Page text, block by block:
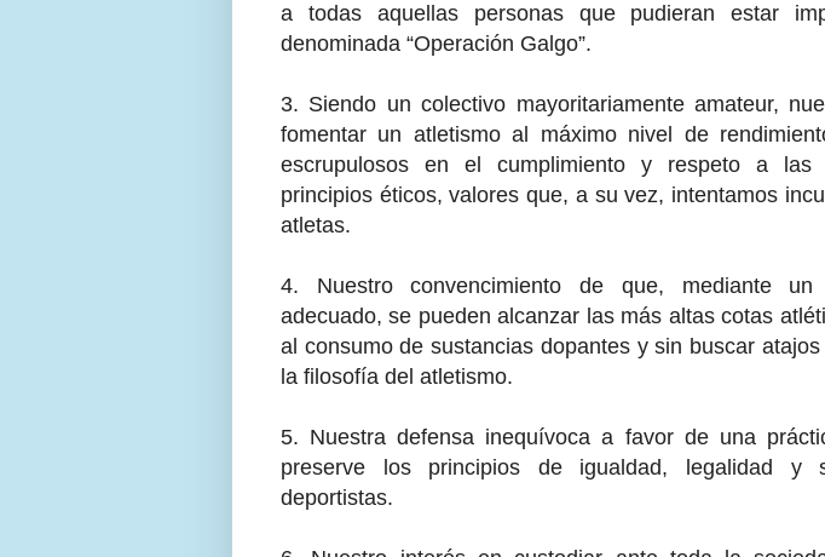
a todas aquellas personas que pudieran estar
denominada “Operación Galgo”.
3. Siendo un colectivo mayoritariamente amateur,
fomentar un atletismo al máximo nivel de
escrupulosos en el cumplimiento y respeto a
principios éticos, valores que, a su vez, intentamos
atletas.
4. Nuestro convencimiento de que, mediante un
adecuado, se pueden alcanzar las más altas cotas
al consumo de sustancias dopantes y sin buscar atajos
la filosofía del atletismo.
5. Nuestra defensa inequívoca a favor de una
preserve los principios de igualdad, legalidad y
deportistas.